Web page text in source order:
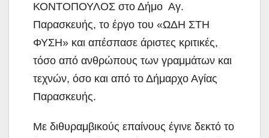
ΚΟΝΤΟΠΟΥΛΟΣ στο Δήμο Αγ.
Παρασκευής, το έργο του «ΩΔΗ ΣΤΗ
ΦΥΣΗ» και απέσπασε άριστες κριτικές,
τόσο από ανθρώπους των γραμμάτων και
τεχνών, όσο και από το Δήμαρχο Αγίας
Παρασκευής.
Με διθυραμβικούς επαίνους έγινε δεκτό το